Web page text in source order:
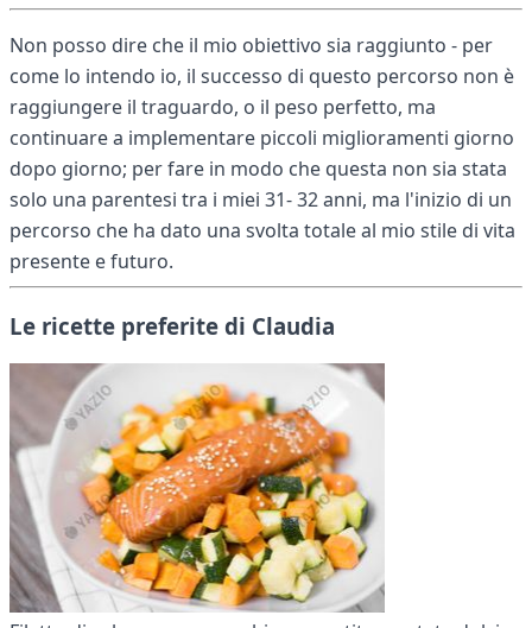
Non posso dire che il mio obiettivo sia raggiunto - per
come lo intendo io, il successo di questo percorso non è
raggiungere il traguardo, o il peso perfetto, ma
continuare a implementare piccoli miglioramenti giorno
dopo giorno; per fare in modo che questa non sia stata
solo una parentesi tra i miei 31- 32 anni, ma l'inizio di un
percorso che ha dato una svolta totale al mio stile di vita
presente e futuro.
Le ricette preferite di Claudia